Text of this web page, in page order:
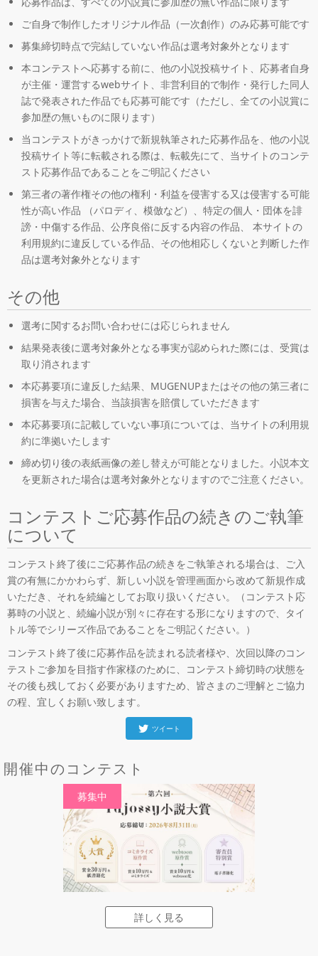
ご自身で制作したオリジナル作品（一次創作）のみ応募可能です
募集締切時点で完結していない作品は選考対象外となります
本コンテストへ応募する前に、他の小説投稿サイト、応募者自身
が主催・運営するwebサイト、非営利目的で制作・発行した同人
誌で発表された作品でも応募可能です（ただし、全ての小説賞に
参加歴の無いものに限ります）
当コンテストがきっかけで新規執筆された応募作品を、他の小説
投稿サイト等に転載される際は、転載先にて、当サイトのコンテ
スト応募作品であることをご明記ください
第三者の著作権その他の権利・利益を侵害する又は侵害する可能
性が高い作品 （パロディ、模倣など）、特定の個人・団体を誹
謗・中傷する作品、公序良俗に反する内容の作品、 本サイトの
利用規約に違反している作品、その他相応しくないと判断した作
品は選考対象外となります
その他
選考に関するお問い合わせには応じられません
結果発表後に選考対象外となる事実が認められた際には、受賞は
取り消されます
本応募要項に違反した結果、MUGENUPまたはその他の第三者に
損害を与えた場合、当該損害を賠償していただきます
本応募要項に記載していない事項については、当サイトの利用規
約に準拠いたします
締め切り後の表紙画像の差し替えが可能となりました。小説本文
を更新された場合は選考対象外となりますのでご注意ください。
コンテストご応募作品の続きのご執筆
について
コンテスト終了後にご応募作品の続きをご執筆される場合は、ご入
賞の有無にかかわらず、新しい小説を管理画面から改めて新規作成
いただき、それを続編としてお取り扱いください。（コンテスト応
募時の小説と、続編小説が別々に存在する形になりますので、タイ
トル等でシリーズ作品であることをご明記ください。）
コンテスト終了後に応募作品を読まれる読者様や、次回以降のコン
テストご参加を目指す作家様のために、コンテスト締切時の状態を
その後も残しておく必要がありますため、皆さまのご理解とご協力
の程、宜しくお願い致します。
ツイート
開催中のコンテスト
募集中
詳しく見る